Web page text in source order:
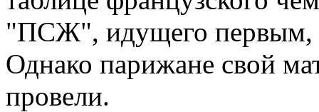
"ПСЖ", идущего первым,
Однако парижане свой
провели.